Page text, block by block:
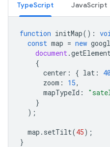
TypeScript JavaScript
function initMap() :
const map = new
document.
{
center : { lat :
zoom : 15,
mapTypeId :
}
);
map . setTilt(45);
}